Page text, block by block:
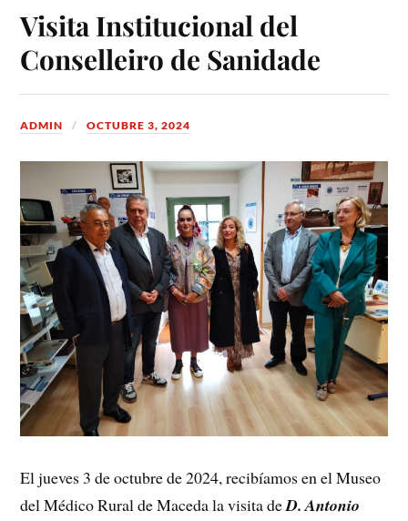
Visita Institucional del
Conselleiro de Sanidade
ADMIN OCTUBRE 3, 2024
El jueves 3 de octubre de 2024, recibíamos en el Museo
del Médico Rural de Maceda la visita deD. Antonio